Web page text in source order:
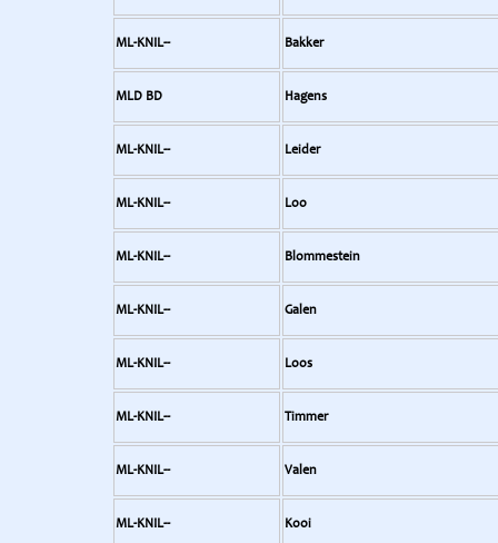
ML-KNIL-- Bakker
MLD BD Hagens
ML-KNIL-- Leider
ML-KNIL-- Loo
ML-KNIL-- Blommestein
ML-KNIL-- Galen
ML-KNIL-- Loos
ML-KNIL-- Timmer
ML-KNIL-- Valen
ML-KNIL-- Kooi